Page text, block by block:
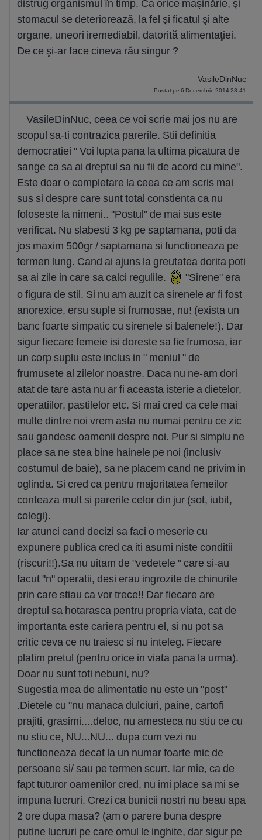
distrug organismul în timp. Ca orice maşinărie, şi
stomacul se deteriorează, la fel şi ficatul şi alte
organe, uneori iremediabil, datorită alimentaţiei.
De ce şi-ar face cineva rău singur ?
VasileDinNuc
Postat pe 6 Decembrie 2014 23:41
VasileDinNuc, ceea ce voi scrie mai jos nu are
scopul sa-ti contrazica parerile. Stii definitia
democratiei " Voi lupta pana la ultima picatura de
sange ca sa ai dreptul sa nu fii de acord cu mine".
Este doar o completare la ceea ce am scris mai
sus si despre care sunt total constienta ca nu
foloseste la nimeni.. "Postul" de mai sus este
verificat. Nu slabesti 3 kg pe saptamana, poti da
jos maxim 500gr / saptamana si functioneaza pe
termen lung. Cand ai ajuns la greutatea dorita poti
sa ai zile in care sa calci regulile.
"Sirene" era
o figura de stil. Si nu am auzit ca sirenele ar fi fost
anorexice, ersu suple si frumosae, nu! (exista un
banc foarte simpatic cu sirenele si balenele!). Dar
sigur fiecare femeie isi doreste sa fie frumosa, iar
un corp suplu este inclus in " meniul " de
frumusete al zilelor noastre. Daca nu ne-am dori
atat de tare asta nu ar fi aceasta isterie a dietelor,
operatiilor, pastilelor etc. Si mai cred ca cele mai
multe dintre noi vrem asta nu numai pentru ce zic
sau gandesc oamenii despre noi. Pur si simplu ne
place sa ne stea bine hainele pe noi (inclusiv
costumul de baie), sa ne placem cand ne privim in
oglinda. Si cred ca pentru majoritatea femeilor
conteaza mult si parerile celor din jur (sot, iubit,
colegi).
Iar atunci cand decizi sa faci o meserie cu
expunere publica cred ca iti asumi niste conditii
(riscuri!!).Sa nu uitam de "vedetele " care si-au
facut "n" operatii, desi erau ingrozite de chinurile
prin care stiau ca vor trece!! Dar fiecare are
dreptul sa hotarasca pentru propria viata, cat de
importanta este cariera pentru el, si nu pot sa
critic ceva ce nu traiesc si nu inteleg. Fiecare
platim pretul (pentru orice in viata pana la urma).
Doar nu sunt toti nebuni, nu?
Sugestia mea de alimentatie nu este un "post"
.Dietele cu "nu manaca dulciuri, paine, cartofi
prajiti, grasimi....deloc, nu amesteca nu stiu ce cu
nu stiu ce, NU...NU... dupa cum vezi nu
functioneaza decat la un numar foarte mic de
persoane si/ sau pe termen scurt. Iar mie, ca de
fapt tuturor oamenilor cred, nu imi place sa mi se
impuna lucruri. Crezi ca bunicii nostri nu beau apa
2 ore dupa masa? (am o parere buna despre
putine lucruri pe care omul le inghite, dar sigur pe